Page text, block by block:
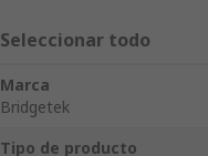
Seleccionar todo
Marca
Bridgetek
Tipo de producto